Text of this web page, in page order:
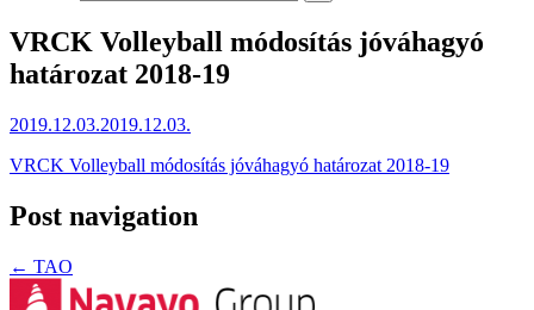
VRCK Volleyball módosítás jóváhagyó
határozat 2018-19
2019.12.03.2019.12.03.
VRCK Volleyball módosítás jóváhagyó határozat 2018-19
Post navigation
← TAO